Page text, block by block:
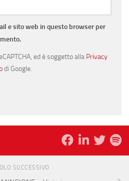
e sito web in questo browser per
ed è soggetto alla Privacy
di Google.
SUCCESSIVO